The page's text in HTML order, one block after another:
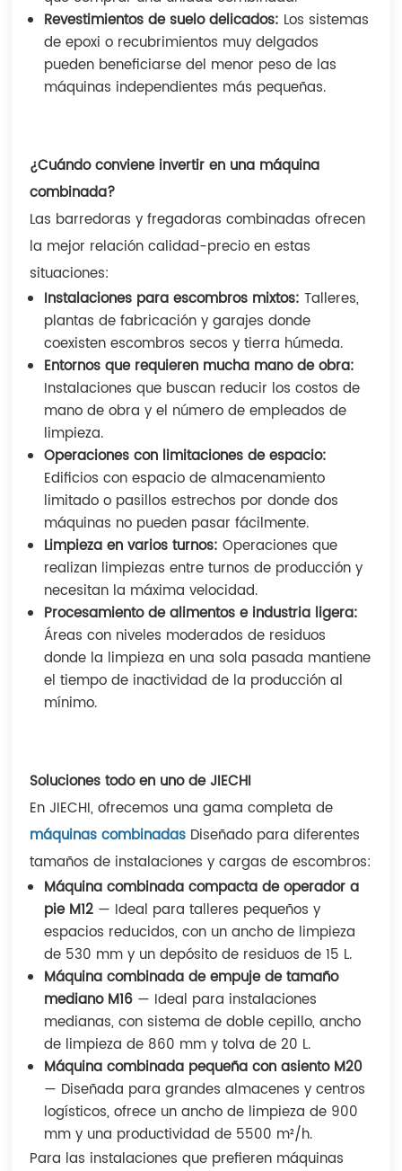
Revestimientos de suelo delicados: Los sistemas
de epoxi o recubrimientos muy delgados
pueden beneficiarse del menor peso de las
máquinas independientes más pequeñas.
¿Cuándo conviene invertir en una máquina
combinada?
Las barredoras y fregadoras combinadas ofrecen
la mejor relación calidad-precio en estas
situaciones:
Instalaciones para escombros mixtos: Talleres,
plantas de fabricación y garajes donde
coexisten escombros secos y tierra húmeda.
Entornos que requieren mucha mano de obra:
Instalaciones que buscan reducir los costos de
mano de obra y el número de empleados de
limpieza.
Operaciones con limitaciones de espacio:
Edificios con espacio de almacenamiento
limitado o pasillos estrechos por donde dos
máquinas no pueden pasar fácilmente.
Limpieza en varios turnos: Operaciones que
realizan limpiezas entre turnos de producción y
necesitan la máxima velocidad.
Procesamiento de alimentos e industria ligera:
Áreas con niveles moderados de residuos
donde la limpieza en una sola pasada mantiene
el tiempo de inactividad de la producción al
mínimo.
Soluciones todo en uno de JIECHI
En JIECHI, ​​ofrecemos una gama completa de
máquinas combinadas Diseñado para diferentes
tamaños de instalaciones y cargas de escombros:
Máquina combinada compacta de operador a
pie M12 — Ideal para talleres pequeños y
espacios reducidos, con un ancho de limpieza
de 530 mm y un depósito de residuos de 15 L.
Máquina combinada de empuje de tamaño
mediano M16 — Ideal para instalaciones
medianas, con sistema de doble cepillo, ancho
de limpieza de 860 mm y tolva de 20 L.
Máquina combinada pequeña con asiento M20
— Diseñada para grandes almacenes y centros
logísticos, ofrece un ancho de limpieza de 900
mm y una productividad de 5500 m²/h.
Para las instalaciones que prefieren máquinas